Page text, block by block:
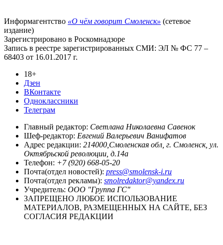
Информагентство «О чём говорит Смоленск» (сетевое
издание)
Зарегистрировано в Роскомнадзоре
Запись в реестре зарегистрированных СМИ: ЭЛ № ФС 77 –
68403 от 16.01.2017 г.
18+
Дзен
ВКонтакте
Одноклассники
Телеграм
Главный редактор: Светлана Николаевна Савенок
Шеф-редактор: Евгений Валерьевич Ванифатов
Адрес редакции: 214000,Смоленская обл, г. Смоленск, ул.
Октябрьской революции, д.14а
Телефон: +7 (920) 668-05-20
Почта(отдел новостей): press@smolensk-i.ru
Почта(отдел рекламы): smolredaktor@yandex.ru
Учредитель: ООО "Группа ГС"
ЗАПРЕЩЕНО ЛЮБОЕ ИСПОЛЬЗОВАНИЕ
МАТЕРИАЛОВ, РАЗМЕЩЕННЫХ НА САЙТЕ, БЕЗ
СОГЛАСИЯ РЕДАКЦИИ